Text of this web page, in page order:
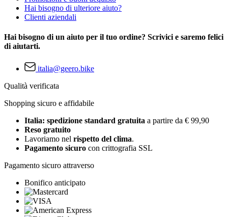
Hai bisogno di ulteriore aiuto?
Clienti aziendali
Hai bisogno di un aiuto per il tuo ordine? Scrivici e saremo felici
di aiutarti.
italia@geero.bike
Qualità verificata
Shopping sicuro e affidabile
Italia: spedizione standard gratuita a partire da € 99,90
Reso gratuito
Lavoriamo nel rispetto del clima.
Pagamento sicuro con crittografia SSL
Pagamento sicuro attraverso
Bonifico anticipato